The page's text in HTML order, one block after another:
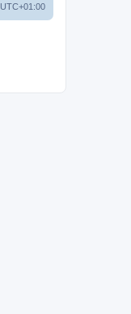
UTC+01:00